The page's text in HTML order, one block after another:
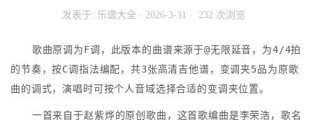
发表于: 乐谱大全 · 2026-3-31 · 232 次浏览
歌曲原调为F调，此版本的曲谱来源于@无限延音，为4/4拍
的节奏，按C调指法编配，共3张高清吉他谱，变调夹5品为原歌
曲的调式，演唱时可按个人音域选择合适的变调夹位置。
一首来自于赵紫烨的原创歌曲，这首歌编曲是李荣浩，歌名